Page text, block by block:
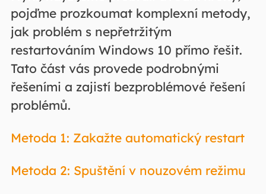
pojďme prozkoumat komplexní metody,
jak problém s nepřetržitým
restartováním Windows 10 přímo řešit.
Tato část vás provede podrobnými
řešeními a zajistí bezproblémové řešení
problémů.
Metoda 1: Zakažte automatický restart
Metoda 2: Spuštění v nouzovém režimu